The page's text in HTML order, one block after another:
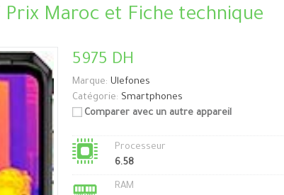
Maroc et Fiche technique
5975 DH
Marque: Ulefones
Catégorie: Smartphones
Comparer avec un autre appareil
Processeur
6.58
RAM